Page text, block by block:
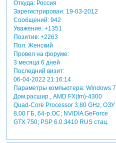
Откуда:Россия
Зарегистрирован: 19-03-2012
Сообщений:942
Уважение: +1351
Позитив: +2263
Пол:Женский
Провел на форуме:
3 месяца 6 дней
Последний визит:
06-04-2022 21:16:14
Параметры компьютера:Windows 7
Дом.расшир., AMD FX(tm)-4300
Quad-Core Processor 3,80 GHz, ОЗУ
8,00 ГБ, 64-р.ОС; NVIDIA GeForce
GTX 750; PSP 6.0.3410 RUS стац.